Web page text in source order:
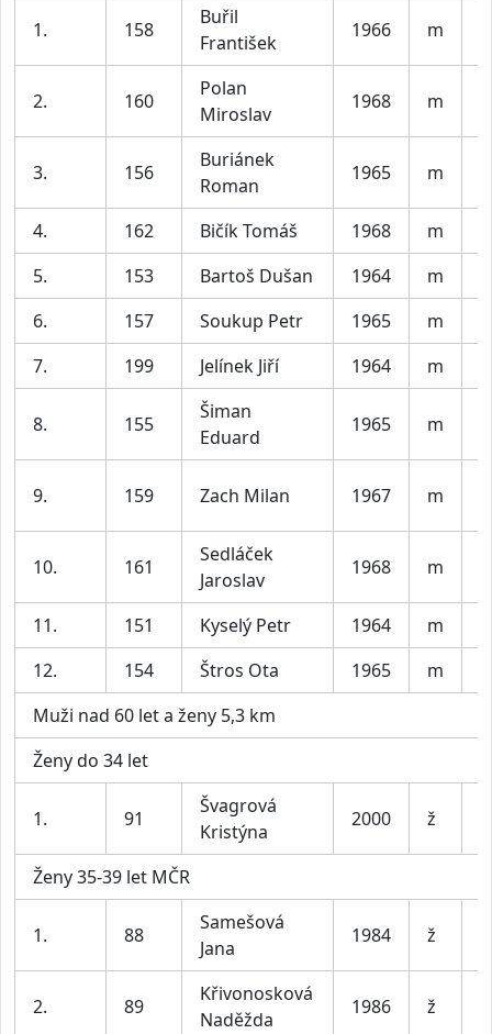
1. 158
Buřil
František
1966 m
2. 160
Polan
Miroslav
1968 m
3. 156
Buriánek
Roman
1965 m
4. 162 Bičík Tomáš 1968 m
5.
153 Bartoš Dušan 1964 m
6.
157 Soukup Petr 1965 m
7.
199 Jelínek Jiří 1964 m
8. 155
Šiman
Eduard
1965 m
9. 159 Zach Milan 1967 m
10. 161
Sedláček
Jaroslav
1968 m
11. 151 Kyselý Petr 1964 m
12.
154 Štros Ota 1965 m
Muži nad 60 let a ženy 5,3 km
Ženy do 34 let
1. 91
Švagrová
Kristýna
2000 ž
Ženy 35-39 let MČR
1. 88
Samešová
Jana
1984 ž
2. 89
Křivonosková
Naděžda
1986 ž